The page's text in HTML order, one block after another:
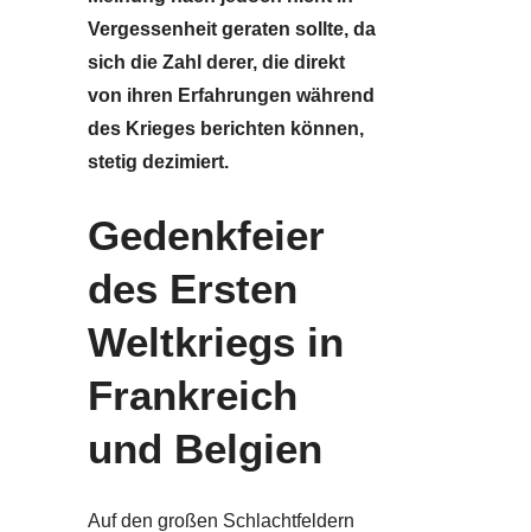
Vergessenheit geraten sollte, da
sich die Zahl derer, die direkt
von ihren Erfahrungen während
des Krieges berichten können,
stetig dezimiert.
Gedenkfeier
des Ersten
Weltkriegs in
Frankreich
und Belgien
Auf den großen Schlachtfeldern